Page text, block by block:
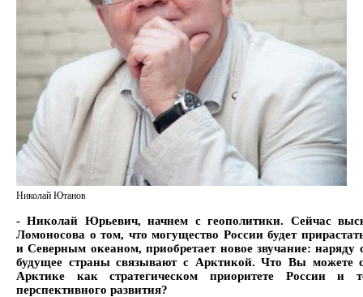
Николай Ютанов
- Николай Юрьевич, начнем с геополитики. Сейчас
Ломоносова о том, что могущество России будет
и Северным океаном, приобретает новое звучание: наряду
будущее страны связывают с Арктикой. Что Вы можете
Арктике как стратегическом приоритете России и
перспективного развития?